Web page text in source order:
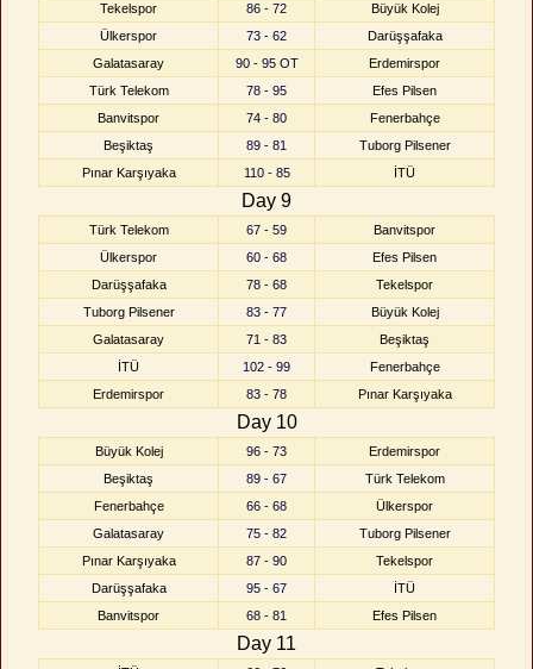
Tekelspor 86 - 72
Büyük Kolej
Ülkerspor
73 - 62
Darüşşafaka
Galatasaray
90 - 95 OT
Erdemirspor
Türk Telekom
78 - 95
Efes Pilsen
Banvitspor
74 - 80
Fenerbahçe
Beşiktaş
89 - 81
Tuborg Pilsener
Pınar Karşıyaka
110 - 85 İTÜ
Day 9
Türk Telekom 67 - 59
Banvitspor
Ülkerspor
60 - 68
Efes Pilsen
Darüşşafaka
78 - 68
Tekelspor
Tuborg Pilsener
83 - 77
Büyük Kolej
Galatasaray
71 - 83
Beşiktaş
İTÜ
102 - 99
Fenerbahçe
Erdemirspor
83 - 78 Pınar Karşıyaka
Day 10
Büyük Kolej 96 - 73
Erdemirspor
Beşiktaş
89 - 67
Türk Telekom
Fenerbahçe
66 - 68
Ülkerspor
Galatasaray
75 - 82
Tuborg Pilsener
Pınar Karşıyaka
87 - 90
Tekelspor
Darüşşafaka
95 - 67
İTÜ
Banvitspor
68 - 81 Efes Pilsen
Day 11